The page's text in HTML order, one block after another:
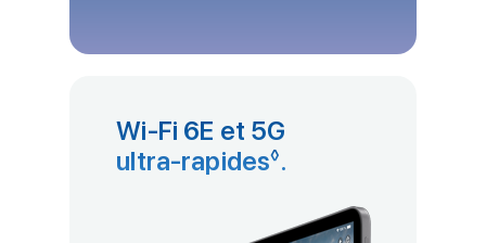
Wi‑Fi 6E et 5G
ultra‑rapides◊Renvoi aux
.